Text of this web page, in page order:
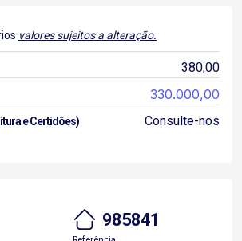
valores sujeitos a alteração.
380,00
330.000,00
e Certidões) Consulte-nos
985841